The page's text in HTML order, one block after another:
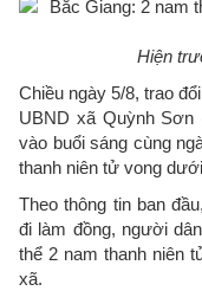
Hiện
Chiều ngày 5/8, trao
UBND xã Quỳnh Sơn
vào buổi sáng cùng
thanh niên tử vong
Theo thông tin ban
đi làm đồng, người
thể 2 nam thanh niên
xã.